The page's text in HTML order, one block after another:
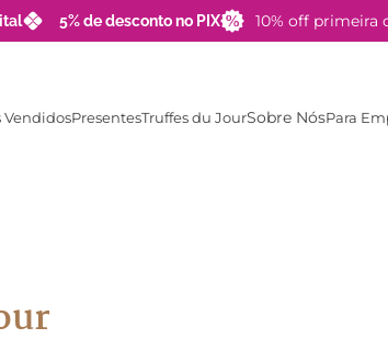
5% de desconto no PIX 10% off primeira
VendidosPresentesTruffes du JourSobre NósPara